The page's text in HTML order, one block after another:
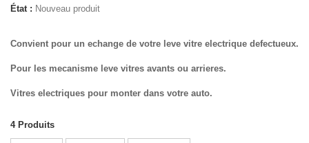
État : Nouveau produit
Convient pour un echange de votre leve vitre electrique defectueux.
Pour les mecanisme leve vitres avants ou arrieres.
Vitres electriques pour monter dans votre auto.
4 Produits